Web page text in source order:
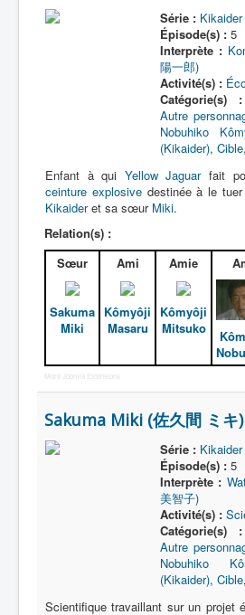
Série : Kikaider
Épisode(s) :5
Interprète :
陽一郎)
Activité(s) :
Catégorie(s) :
Autre
Nobuhiko
(Kikaider), Cible,
Enfant à qui Yellow Jaguarfait
ceinture explosivedestinée à le tuer
Kikaideret sa sœur Miki.
Relation(s) :
Sœur
Sakuma
Miki
Ami
Kômyôji
Masaru
Amie
Kômyôji
Mitsuko
More Joomla Extensions
Sakuma Miki (佐久間 ミキ)
Série : Kikaider
Épisode(s) :5
Interprète :
美智子)
Activité(s) :
Catégorie(s) :
Autre
Nobuhiko
(Kikaider), Cible,
Scientifique travaillant sur un projet